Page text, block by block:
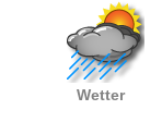
Wetter